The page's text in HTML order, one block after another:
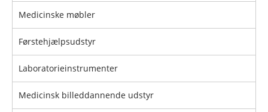
Medicinske møbler
Førstehjælpsudstyr
Laboratorieinstrumenter
Medicinsk billeddannende udstyr